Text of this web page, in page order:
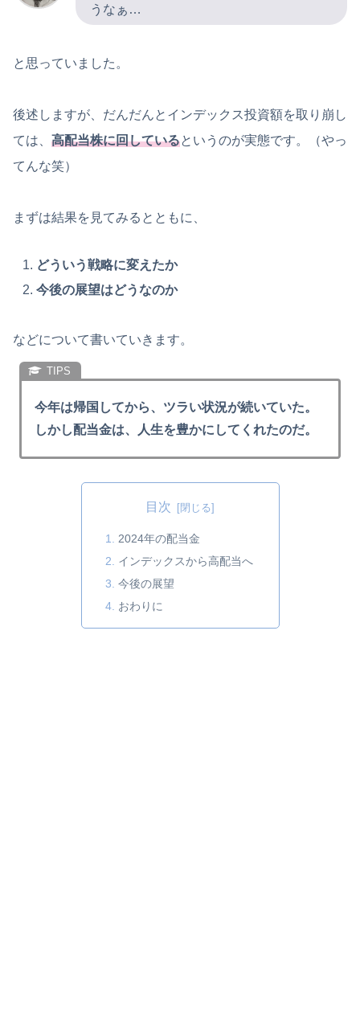
うなぁ…
と思っていました。
後述しますが、だんだんとインデックス投資額を取り崩し
ては、 高配当株に回しているというのが実態です。（やっ
てんな笑）
まずは結果を見てみるとともに、
どういう戦略に変えたか
今後の展望はどうなのか
などについて書いていきます。
今年は帰国してから、ツラい状況が続いていた。
しかし配当金は、人生を豊かにしてくれたのだ。
目次
2024年の配当金
インデックスから高配当へ
今後の展望
おわりに